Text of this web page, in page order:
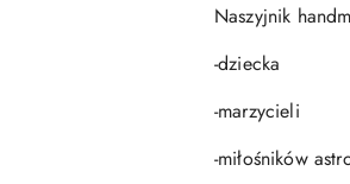
Naszyjnik
-dziecka
-marzycieli
-miłośników